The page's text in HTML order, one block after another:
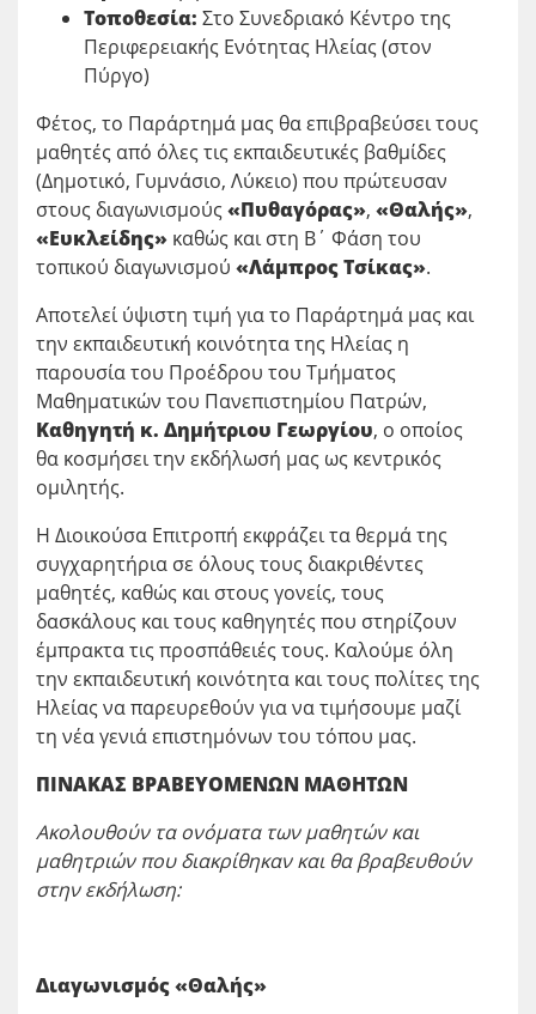
Τοποθεσία: Στο Συνεδριακό Κέντρο της
Περιφερειακής Ενότητας Ηλείας (στον
Πύργο)
Φέτος, το Παράρτημά μας θα επιβραβεύσει τους
μαθητές από όλες τις εκπαιδευτικές βαθμίδες
(Δημοτικό, Γυμνάσιο, Λύκειο) που πρώτευσαν
στους διαγωνισμούς «Πυθαγόρας», «Θαλής»,
«Ευκλείδης» καθώς και στη Β΄ Φάση του
τοπικού διαγωνισμού «Λάμπρος Τσίκας».
Αποτελεί ύψιστη τιμή για το Παράρτημά μας και
την εκπαιδευτική κοινότητα της Ηλείας η
παρουσία του Προέδρου του Τμήματος
Μαθηματικών του Πανεπιστημίου Πατρών,
Καθηγητή κ. Δημήτριου Γεωργίου, ο οποίος
θα κοσμήσει την εκδήλωσή μας ως κεντρικός
ομιλητής.
Η Διοικούσα Επιτροπή εκφράζει τα θερμά της
συγχαρητήρια σε όλους τους διακριθέντες
μαθητές, καθώς και στους γονείς, τους
δασκάλους και τους καθηγητές που στηρίζουν
έμπρακτα τις προσπάθειές τους. Καλούμε όλη
την εκπαιδευτική κοινότητα και τους πολίτες της
Ηλείας να παρευρεθούν για να τιμήσουμε μαζί
τη νέα γενιά επιστημόνων του τόπου μας.
ΠΙΝΑΚΑΣ ΒΡΑΒΕΥΟΜΕΝΩΝ ΜΑΘΗΤΩΝ
Ακολουθούν τα ονόματα των μαθητών και
μαθητριών που διακρίθηκαν και θα βραβευθούν
στην εκδήλωση:
Διαγωνισμός «Θαλής»